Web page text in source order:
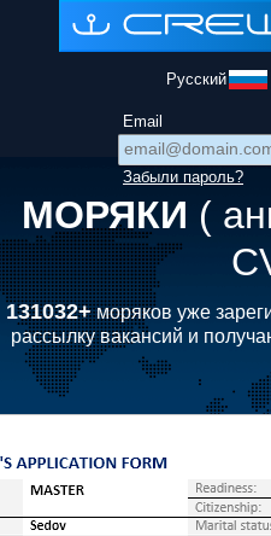
Русский
Email
Забыли пароль?
МОРЯКИ (
131032+моряков уже
рассылку вакансий и